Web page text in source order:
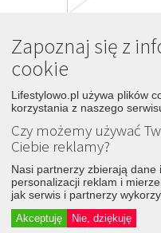
Przepis na
winem
6
Śledź
Dodaj
CzteryFajery.pl
Zapoznaj się z
cookie
Lifestylowo.pl używa plików
korzystania z naszego
Czy możemy używać
Ciebie reklamy?
Nasi partnerzy zbierają
personalizacji reklam i
jak serwis i partnerzy
Akceptuję Nie, dziękuję